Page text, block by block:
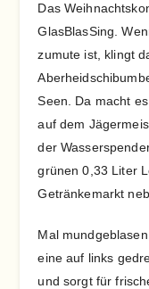
Das
GlasBlasSing.
zumute ist, klingt
Seen. Da macht
auf dem
der
grünen 0,33 Liter
Getränkemarkt
Mal
eine auf links
und sorgt für